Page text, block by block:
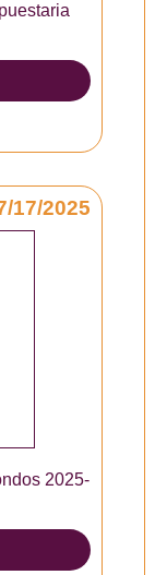
17/2025
2025-